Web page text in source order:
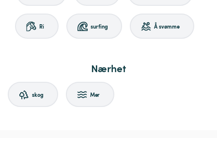
Ri surfing Å svømme
Nærhet
skog Mer